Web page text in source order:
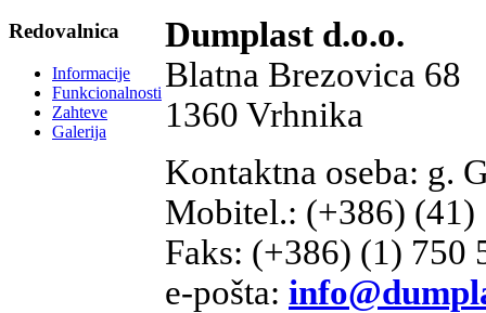
Redovalnica
Informacije
Funkcionalnosti
Zahteve
Galerija
Dumplast d.o.o.
Blatna Brezovica 68
1360 Vrhnika
Kontaktna oseba: g.
Mobitel.: (+386) (41)
Faks: (+386) (1) 750
e-pošta: